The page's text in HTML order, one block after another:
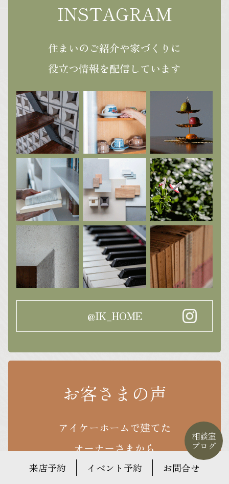
お問合せ
イベント予約
来店予約
相談室
ブログ
INSTAGRAM
住まいのご紹介や家づくりに
役立つ情報を配信しています
@IK_HOME
お客さまの声
アイケーホームで建てた
オーナーさまから
気になる日常をお届けします。